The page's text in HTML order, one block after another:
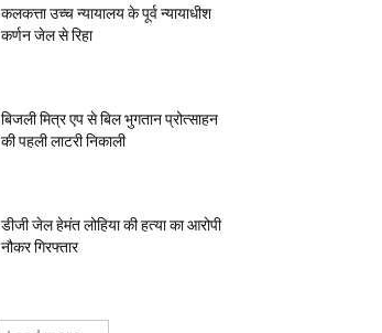
कलकत्ता उच्च न्यायालय के पूर्व न्यायाधीश
कर्णन जेल से रिहा
बिजली मित्र एप से बिल भुगतान प्रोत्साहन
की पहली लाटरी निकाली
डीजी जेल हेमंत लोहिया की हत्या का आरोपी
नौकर गिरफ्तार